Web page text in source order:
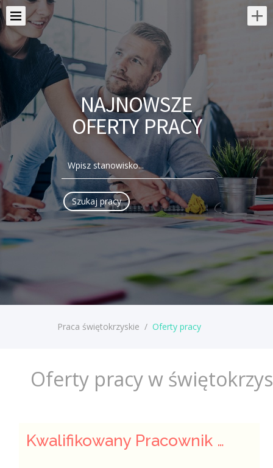
NAJNOWSZE
OFERTY PRACY
Praca świętokrzyskie / Oferty pracy
Oferty pracy w
Kwalifikowany Pracownik Ochrony z Pozwoleniem na Broń (K/M)